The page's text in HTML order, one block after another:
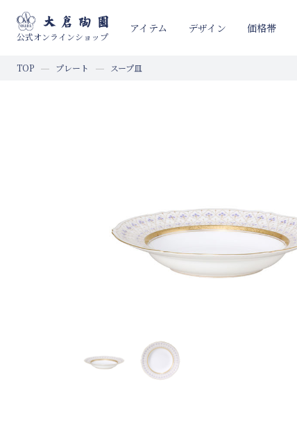
公式オンラインショップ
アイテム デザイン 価格帯
TOP プレート スープ皿